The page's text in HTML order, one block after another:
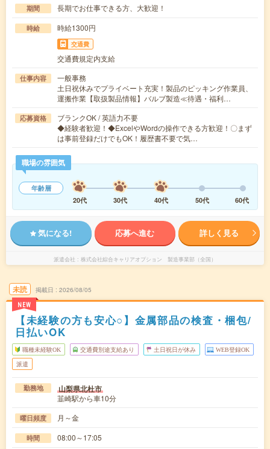
期間 長期でお仕事できる方、大歓迎！
時給 時給1300円
交通費
交通費規定内支給
仕事内容
一般事務
土日祝休みでプライベート充実！製品のピッキング作業員、
運搬作業【取扱製品情報】バルブ製造≪待遇・福利…
応募資格
ブランクOK / 英語力不要
◆経験者歓迎！◆ExcelやWordの操作できる方歓迎！〇まず
は事前登録だけでもOK！履歴書不要で気…
職場の雰囲気
年齢層
20代
30代 40代 50代 60代
気になる! 応募へ進む 詳しく見る
派遣会社 株式会社綜合キャリアオプション 製造事業部（全国）
未読
NEW
掲載日 2026/08/05
【未経験の方も安心○】金属部品の検査・梱包/
日払いOK
職種未経験OK 交通費別途支給あり 土日祝日が休み WEB登録OK
派遣
勤務地 山梨県北杜市
韮崎駅から車10分
曜日頻度 月～金
時間 08:00～17:05